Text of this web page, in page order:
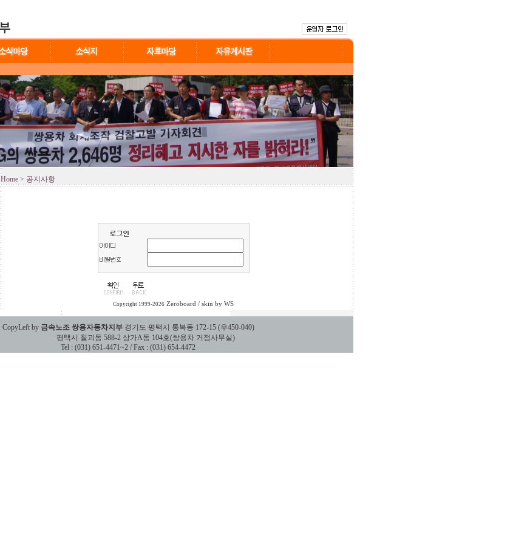
Home > 공지사항
Copyright 1999-2026 Zeroboard / skin by WS
CopyLeft by 금속노조 쌍용자동차지부경기도 평택시 통복동 172-15 (우450-040)
평택시 칠괴동 588-2 상가A동 104호(쌍용차 거점사무실)
Tel : (031) 651-4471~2 / Fax : (031) 654-4472